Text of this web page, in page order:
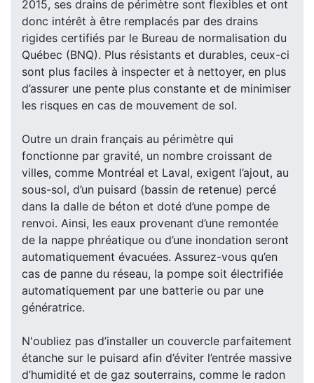
2015, ses drains de périmètre sont flexibles et ont
donc intérêt à être remplacés par des drains
rigides certifiés par le Bureau de normalisation du
Québec (BNQ). Plus résistants et durables, ceux-ci
sont plus faciles à inspecter et à nettoyer, en plus
d’assurer une pente plus constante et de minimiser
les risques en cas de mouvement de sol.
Outre un drain français au périmètre qui
fonctionne par gravité, un nombre croissant de
villes, comme Montréal et Laval, exigent l’ajout, au
sous-sol, d’un puisard (bassin de retenue) percé
dans la dalle de béton et doté d’une pompe de
renvoi. Ainsi, les eaux provenant d’une remontée
de la nappe phréatique ou d’une inondation seront
automatiquement évacuées. Assurez-vous qu’en
cas de panne du réseau, la pompe soit électrifiée
automatiquement par une batterie ou par une
génératrice.
N'oubliez pas d’installer un couvercle parfaitement
étanche sur le puisard afin d’éviter l’entrée massive
d’humidité et de gaz souterrains, comme le radon